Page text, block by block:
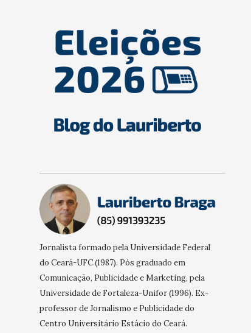
Jornalista formado pela Universidade Federal
do Ceará-UFC (1987). Pós graduado em
Comunicação, Publicidade e Marketing, pela
Universidade de Fortaleza-Unifor (1996). Ex-
professor de Jornalismo e Publicidade do
Centro Universitário Estácio do Ceará.